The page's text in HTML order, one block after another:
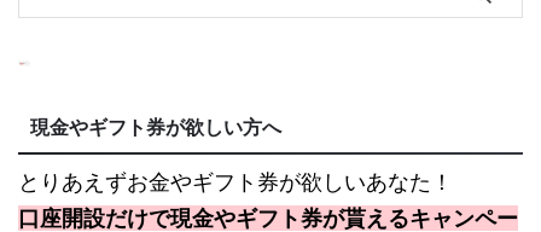
現金やギフト券が欲しい方へ
とりあえずお金やギフト券が欲しいあなた！
口座開設だけで現金やギフト券が貰えるキャンペー